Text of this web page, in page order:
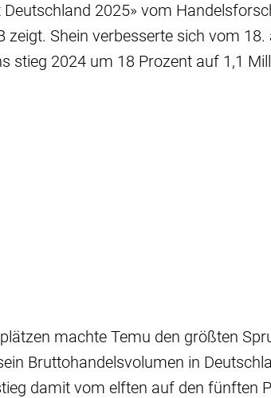
2025» vom
zeigt. Shein verbesserte sich vom
stieg 2024 um 18 Prozent auf 1,1
machte Temu den größten
Bruttohandelsvolumen in
damit vom elften auf den fünften